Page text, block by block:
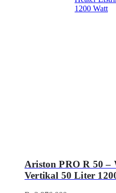
Ariston PRO R 50 –
Vertikal 50 Liter